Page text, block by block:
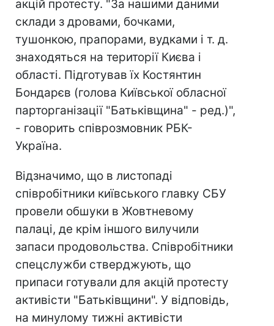
акцій протесту. "За нашими даними
склади з дровами, бочками,
тушонкою, прапорами, вудками і т. д.
знаходяться на території Києва і
області. Підготував їх Костянтин
Бондарєв (голова Київської обласної
парторганізації "Батьківщина" - ред.)",
- говорить співрозмовник РБК-
Україна.
Відзначимо, що в листопаді
співробітники київського главку СБУ
провели обшуки в Жовтневому
палаці, де крім іншого вилучили
запаси продовольства. Співробітники
спецслужби стверджують, що
припаси готували для акцій протесту
активісти "Батьківщини". У відповідь,
на минулому тижні активісти